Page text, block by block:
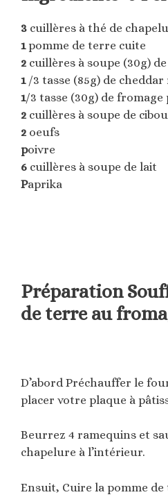
3 cuillères à thé de
1pomme de terre cuite
2 cuillères à soupe (30g)
1 /3 tasse (85g) de cheddar
1/3 tasse (30g) de fromage
2 cuillères à soupe de
2 oeufs
poivre
6 cuillères à soupe de lait
Paprika
Préparation
de terre au
D’abord Préchauffer le
placer votre plaque à
Beurrez 4 ramequins et
chapelure à l’intérieur.
Ensuit, Cuire la pomme